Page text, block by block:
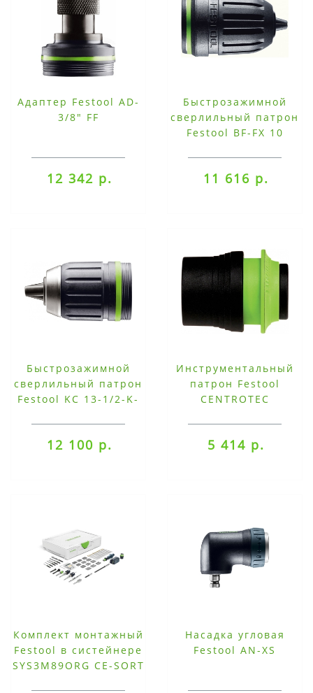
Адаптер Festool AD-
3/8" FF
12 342 р.
Быстрозажимной
сверлильный патрон
Festool BF-FX 10
11 616 р.
Быстрозажимной
сверлильный патрон
Festool KC 13-1/2-K-
12 100 р.
Инструментальный
патрон Festool
CENTROTEC
5 414 р.
Комплект монтажный
Festool в систейнере
SYS3M89ORG CE-SORT
Насадка угловая
Festool AN-XS